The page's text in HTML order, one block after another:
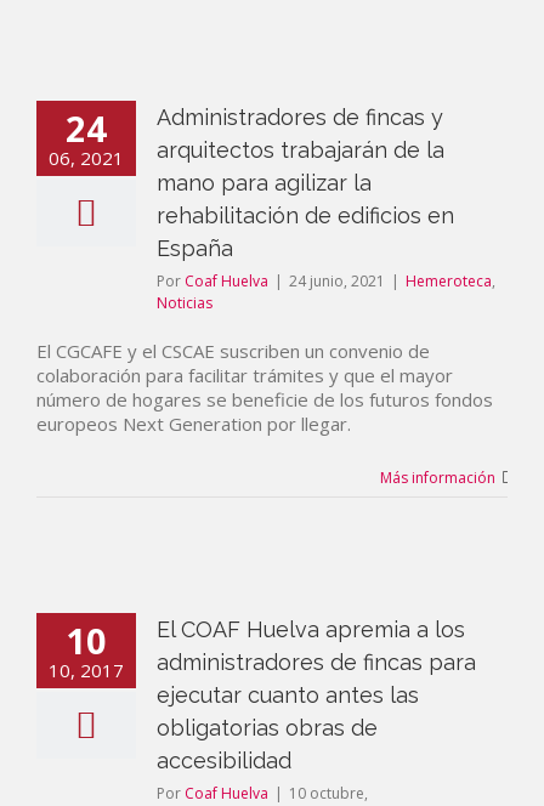
24
06, 2021
Administradores de fincas y
arquitectos trabajarán de la
mano para agilizar la
rehabilitación de edificios en
España
Por Coaf Huelva | 24 junio, 2021 | Hemeroteca,
Noticias
El CGCAFE y el CSCAE suscriben un convenio de
colaboración para facilitar trámites y que el mayor
número de hogares se beneficie de los futuros fondos
europeos Next Generation por llegar.
Más información
10
10, 2017
El COAF Huelva apremia a los
administradores de fincas para
ejecutar cuanto antes las
obligatorias obras de
accesibilidad
Por Coaf Huelva | 10 octubre,